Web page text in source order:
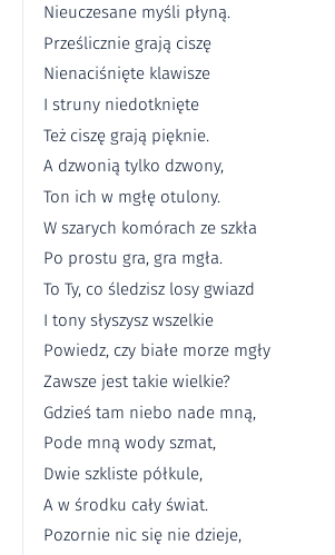
Nieuczesane myśli płyną.
Prześlicznie grają ciszę
Nienaciśnięte klawisze
I struny niedotknięte
Też ciszę grają pięknie.
A dzwonią tylko dzwony,
Ton ich w mgłę otulony.
W szarych komórach ze szkła
Po prostu gra, gra mgła.
To Ty, co śledzisz losy gwiazd
I tony słyszysz wszelkie
Powiedz, czy białe morze mgły
Zawsze jest takie wielkie?
Gdzieś tam niebo nade mną,
Pode mną wody szmat,
Dwie szkliste półkule,
A w środku cały świat.
Pozornie nic się nie dzieje,